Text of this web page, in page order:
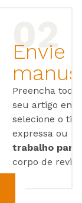
Envie
Preencha
seu artigo em
selecione o
expressa ou
trabalho para
corpo de